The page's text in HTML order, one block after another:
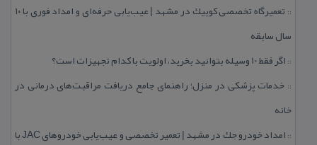
::
تعمیرگاه تخصصی كوییك در مشهد | عیب‌یابی حرفه‌ای و امداد فوری با ۱۰
سال سابقه
:: اگر فقط 10 وسیله بتوانید بخرید، اولویت با كدام تجهیزات است؟
:: خدمات پزشكی در منزل؛ راهنمای جامع دریافت مراقبت‌های درمانی در
خانه
::
امداد خودرو جك در مشهد | تعمیر تخصصی و عیب‌یابی خودروهای JAC با